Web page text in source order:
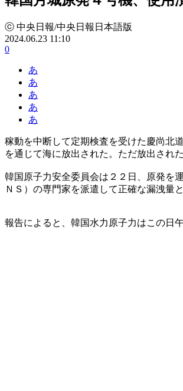
ⓒ 中央日報/中央日報日本語版
2024.06.23 11:10
0
あ
あ
あ
あ
あ
稼動を中断して定期検査を受けた慶尚北
を通じて海に放出された。ただ放出され
韓国原子力安全委員会は２２日、原発を
ＮＳ）の専門家を派遣して正確な漏洩量
報告によると、韓国水力原子力はこの日